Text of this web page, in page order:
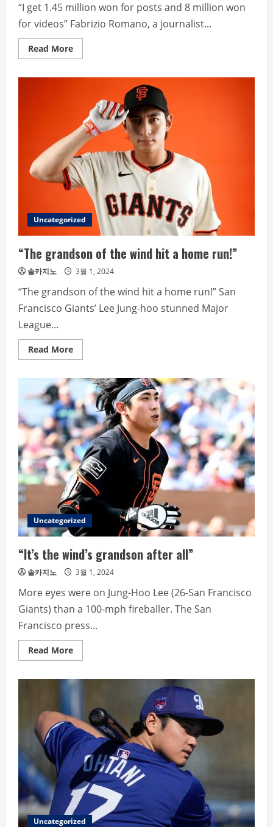
“I get 1.45 million won for posts and 8 million won
for videos” Fabrizio Romano, a journalist...
Read MoreRead
more
sensation
Romano
makes
shocking
scandalous
claim.
Uncategorized
“The grandson of the wind hit a home run!”
솔카지노 3월 1, 2024
“The grandson of the wind hit a home run!” San
Francisco Giants’ Lee Jung-hoo stunned Major
League...
Read MoreRead
more
grandson
the
wind
hit
a
home
run!”
Uncategorized
“It’s the wind’s grandson after all”
솔카지노 3월 1, 2024
More eyes were on Jung-Hoo Lee (26-San Francisco
Giants) than a 100-mph fireballer. The San
Francisco press...
Read MoreRead
more
the
wind’s
after
all”
Uncategorized